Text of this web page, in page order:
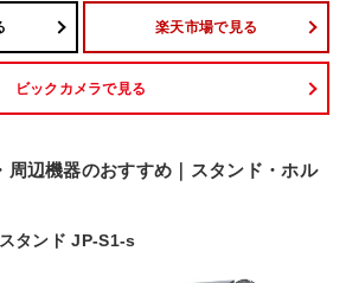
楽天市場で見る
ビックカメラで見る
周辺機器のおすすめ｜スタンド・ホル
タンド JP-S1-s